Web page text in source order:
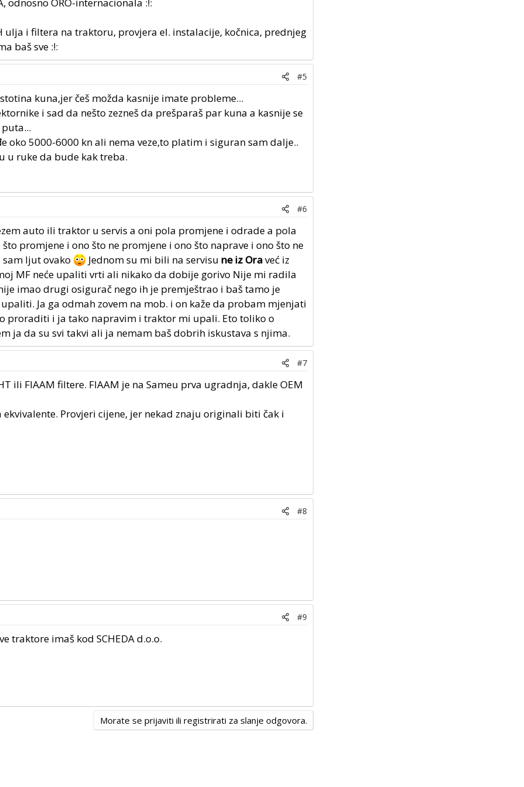
ulja i filtera na traktoru, provjera el. instalacije, kočnica, prednjeg
baš sve :!:
#5
kuna,jer češ možda kasnije imate probleme...
i sad da nešto zezneš da prešparaš par kuna a kasnije se
oko 5000-6000 kn ali nema veze,to platim i siguran sam dalje..
u ruke da bude kak treba.
#6
auto ili traktor u servis a oni pola promjene i odrade a pola
promjene i ono što ne promjene i ono što naprave i ono što ne
ljut ovako
Jednom su mi bili na servisu ne iz Oraveć iz
MF neće upaliti vrti ali nikako da dobije gorivo Nije mi radila
imao drugi osigurač nego ih je premještrao i baš tamo je
Ja ga odmah zovem na mob. i on kaže da probam mjenjati
proraditi i ja tako napravim i traktor mi upali. Eto toliko o
ja da su svi takvi ali ja nemam baš dobrih iskustava s njima.
#7
ili FIAAM filtere. FIAAM je na Sameu prva ugradnja, dakle OEM
ekvivalente. Provjeri cijene, jer nekad znaju originali biti čak i
#8
#9
traktore imaš kod SCHEDA d.o.o.
Morate se prijaviti ili registrirati za slanje odgovora.